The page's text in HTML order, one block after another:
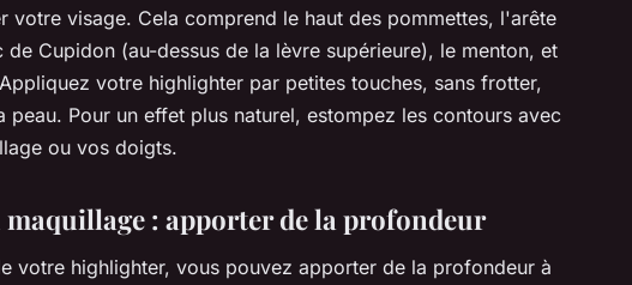
votre visage. Cela comprend le haut des pommettes, l'arête
Cupidon (au-dessus de la lèvre supérieure), le menton, et
votre highlighter par petites touches, sans frotter,
Pour un effet plus naturel, estompez les contours avec
ou vos doigts.
: apporter de la profondeur
votre highlighter, vous pouvez apporter de la profondeur à